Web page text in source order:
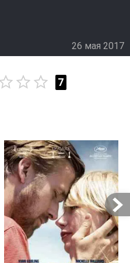
26 мая 2017
7